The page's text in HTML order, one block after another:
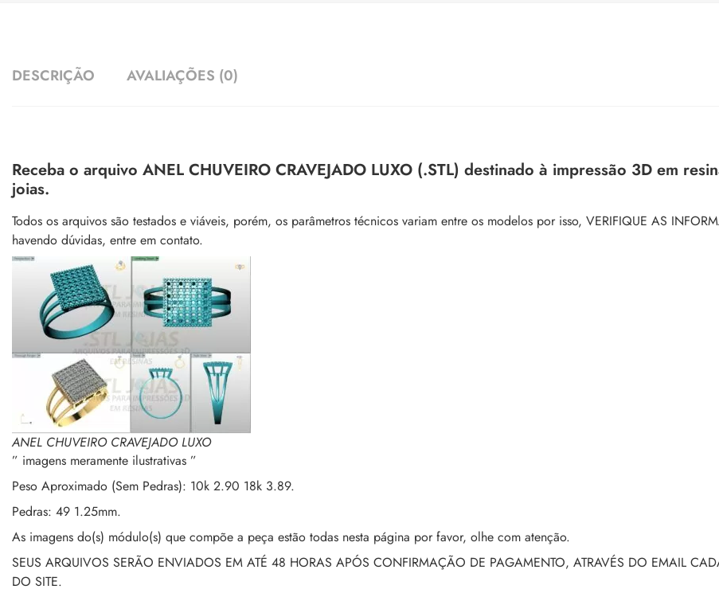
DESCRIÇÃO AVALIAÇÕES (0)
Receba o arquivo ANEL CHUVEIRO CRAVEJADO LUXO (.STL) destinado à impressão 3D em
joias.
Todos os arquivos são testados e viáveis, porém, os parâmetros técnicos variam entre os modelos por isso, VERIFIQUE AS
havendo dúvidas, entre em contato.
ANEL CHUVEIRO CRAVEJADO LUXO
” imagens meramente ilustrativas ”
Peso Aproximado (Sem Pedras): 10k 2.90 18k 3.89.
Pedras: 49 1.25mm.
As imagens do(s) módulo(s) que compõe a peça estão todas nesta página por favor, olhe com atenção.
SEUS ARQUIVOS SERÃO ENVIADOS EM ATÉ 48 HORAS APÓS CONFIRMAÇÃO DE PAGAMENTO, ATRAVÉS DO EMAIL
DO SITE.